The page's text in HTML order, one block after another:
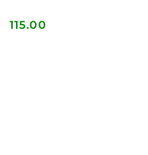
Cena:
115.00